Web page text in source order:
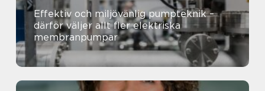
Effektiv och miljövänlig pumpteknik –
därför väljer allt fler elektriska
membranpumpar